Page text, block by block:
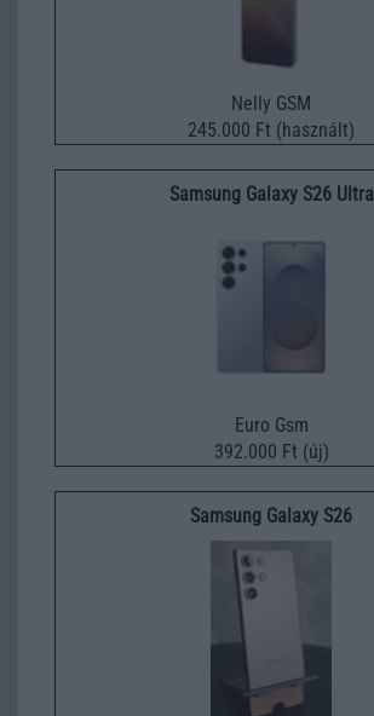
Nelly GSM
245.000 Ft (használt)
Samsung Galaxy S26 Ultra
Euro Gsm
392.000 Ft (új)
Samsung Galaxy S26